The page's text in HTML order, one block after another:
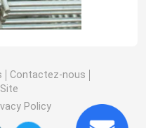
Contactez-nous
Policy